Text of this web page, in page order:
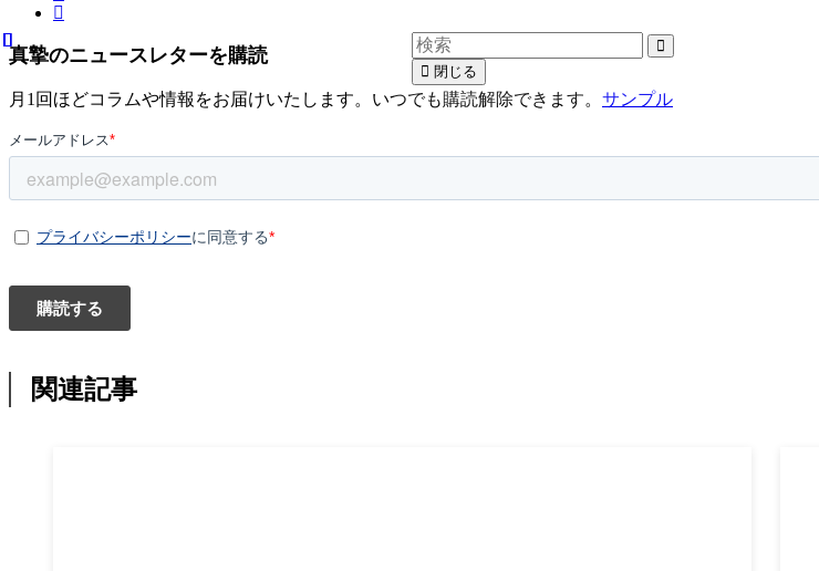
真摯のニュースレターを購読
月1回ほどコラムや情報をお届けいたします。いつでも購読解除できます。 サンプル
関連記事
閉じる